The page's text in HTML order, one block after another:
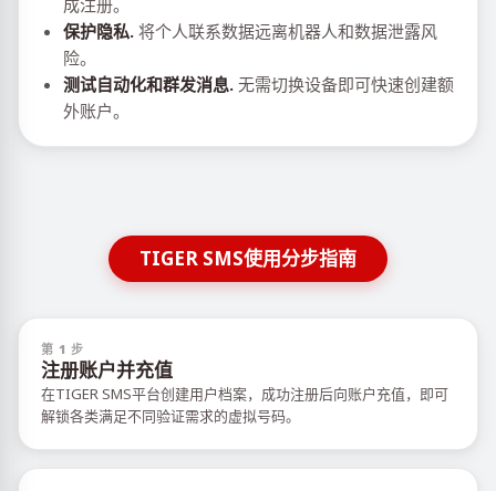
成注册。
保护隐私. 将个人联系数据远离机器人和数据泄露风
险。
测试自动化和群发消息. 无需切换设备即可快速创建额
外账户。
TIGER SMS使用分步指南
第 1 步
注册账户并充值
在TIGER SMS平台创建用户档案，成功注册后向账户充值，即可
解锁各类满足不同验证需求的虚拟号码。